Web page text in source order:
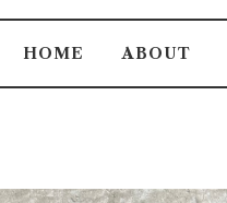
HOME ABOUT